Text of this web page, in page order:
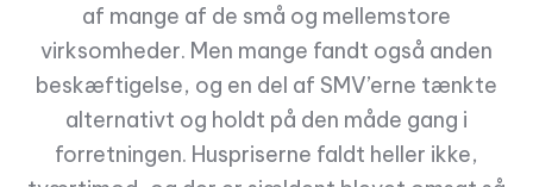
af mange af de små og mellemstore
virksomheder. Men mange fandt også anden
beskæftigelse, og en del af SMV’erne tænkte
alternativt og holdt på den måde gang i
forretningen. Huspriserne faldt heller ikke,